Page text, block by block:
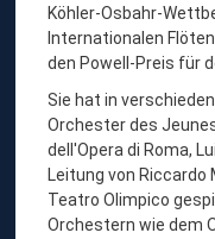
Köhler-Osbahr-
Internationalen
den Powell-Preis für
Sie hat in
Orchester des
dell'Opera di Roma,
Leitung von
Teatro Olimpico
Orchestern wie dem